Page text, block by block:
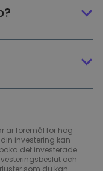
är föremål för hög
investering kan
det investerade
och